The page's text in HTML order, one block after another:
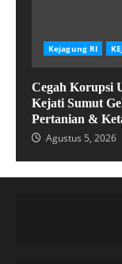
Kejagung RI
Cegah Korupsi
Kejati Sumut
Pertanian &
Agustus 5, 2026